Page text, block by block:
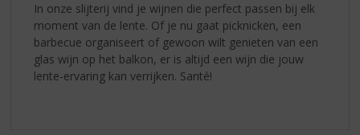
In onze slijterij vind je wijnen die perfect passen bij elk
moment van de lente. Of je nu gaat picknicken, een
barbecue organiseert of gewoon wilt genieten van een
glas wijn op het balkon, er is altijd een wijn die jouw
lente-ervaring kan verrijken. Santé!